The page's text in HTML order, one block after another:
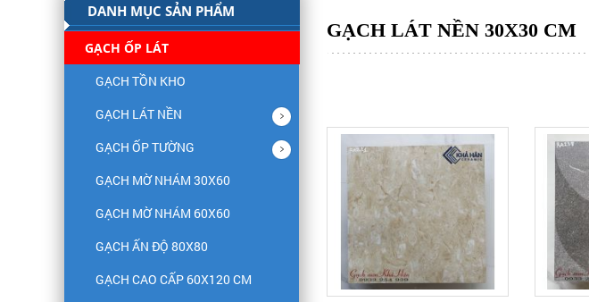
GẠCH LÁT NỀN 30X30 CM
DANH MỤC SẢN PHẨM
GẠCH ỐP LÁT
GẠCH TỒN KHO
GẠCH LÁT NỀN
GẠCH ỐP TƯỜNG
GẠCH MỜ NHÁM 30X60
GẠCH MỜ NHÁM 60X60
GẠCH ẤN ĐỘ 80X80
GẠCH CAO CẤP 60X120 CM